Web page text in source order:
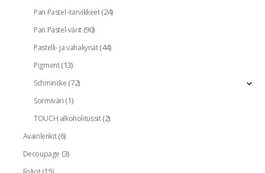
Pan Pastel -tarvikkeet(24)
Pan Pastel-värit(90)
Pastelli- ja vahakynät(44)
Pigment(13)
Schmincke(72)
Sormiväri(1)
TOUCH alkoholitussit(2)
Avainlenkit(6)
Decoupage (3)